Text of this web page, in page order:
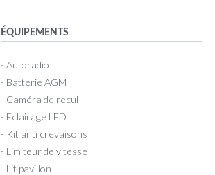
ÉQUIPEMENTS
- Autoradio
- Batterie AGM
- Caméra de recul
- Eclairage LED
- Kit anti crevaisons
- Limiteur de vitesse
- Lit pavillon